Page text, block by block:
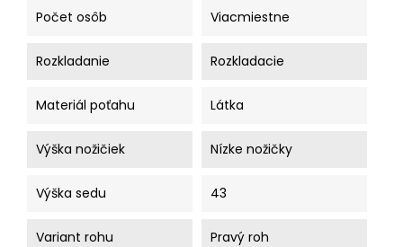
Počet osôb Viacmiestne
Rozkladanie Rozkladacie
Materiál poťahu Látka
Výška nožičiek Nízke nožičky
Výška sedu 43
Variant rohu Pravý roh